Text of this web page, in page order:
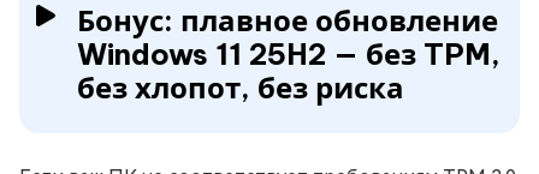
Бонус: плавное обновление
Windows 11 25H2 — без TPM,
без хлопот, без риска